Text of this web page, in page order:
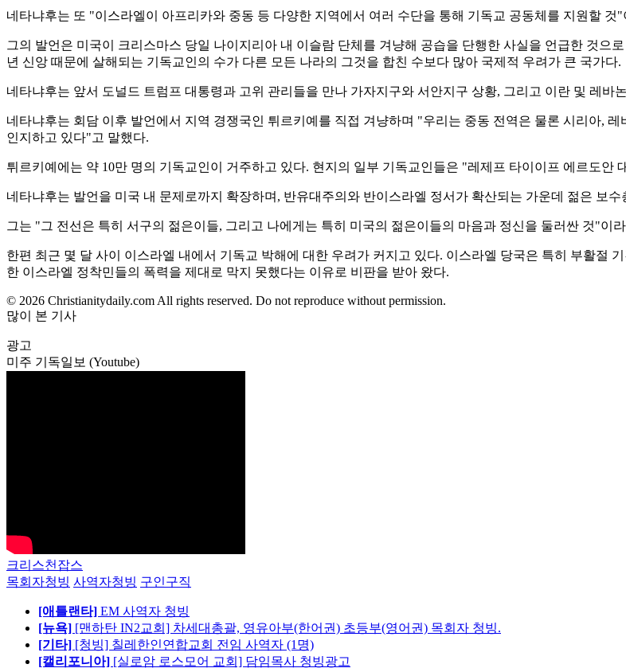
네타냐후는 또 "이스라엘이 아프리카와 중동 등 다양한 지역에서 여러 수단을 통해 기독교 공동체를 지원할
그의 발언은 미국이 크리스마스 당일 나이지리아 내 이슬람 단체를 겨냥해 공습을 단행한 사실을 언급한 것으
년 신앙 때문에 살해되는 기독교인의 수가 다른 모든 나라의 그것을 합친 수보다 많아 국제적 우려가 큰 국가다.
네타냐후는 앞서 도널드 트럼프 대통령과 고위 관리들을 만나 가자지구와 서안지구 상황, 그리고 이란 및 레바
네타냐후는 회담 이후 발언에서 지역 경쟁국인 튀르키예를 직접 겨냥하며 "우리는 중동 전역은 물론 시리아,
인지하고 있다"고 말했다.
튀르키예에는 약 10만 명의 기독교인이 거주하고 있다. 현지의 일부 기독교인들은 "레제프 타이이프 에르도
네타냐후는 발언을 미국 내 문제로까지 확장하며, 반유대주의와 반이스라엘 정서가 확산되는 가운데 젊은 보
그는 "그 전선은 특히 서구의 젊은이들, 그리고 나에게는 특히 미국의 젊은이들의 마음과 정신을 둘러싼 것"이
한편 최근 몇 달 사이 이스라엘 내에서 기독교 박해에 대한 우려가 커지고 있다. 이스라엘 당국은 특히 부활절
한 이스라엘 정착민들의 폭력을 제대로 막지 못했다는 이유로 비판을 받아 왔다.
© 2026 Christianitydaily.com All rights reserved. Do not reproduce without permission.
많이 본 기사
광고
미주 기독일보 (Youtube)
크리스천잡스
목회자청빙 사역자청빙 구인구직
[애틀랜타] EM 사역자 청빙
[뉴욕] [맨하탄 IN2교회] 차세대총괄, 영유아부(한어권) 초등부(영어권) 목회자 청빙.
[기타] [청빙] 칠레한인연합교회 전임 사역자 (1명)
[캘리포니아] [실로암 로스모어 교회] 담임목사 청빙광고